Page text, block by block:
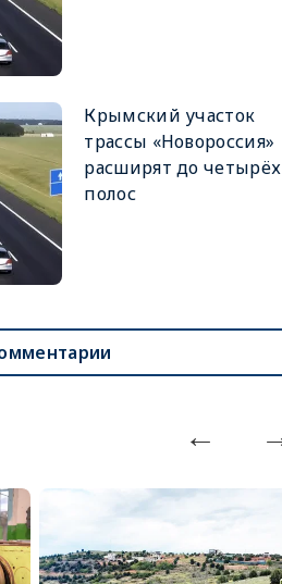
Крымский участок
трассы «Новороссия»
расширят до четырёх
полос